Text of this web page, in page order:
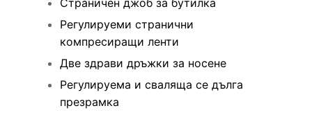
Регулируеми странични
компресиращи ленти
Две здрави дръжки за носене
Регулируема и сваляща се дълга
презрамка